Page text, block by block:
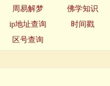
周易解梦
佛学知识
ip地址查询
时间戳
区号查询